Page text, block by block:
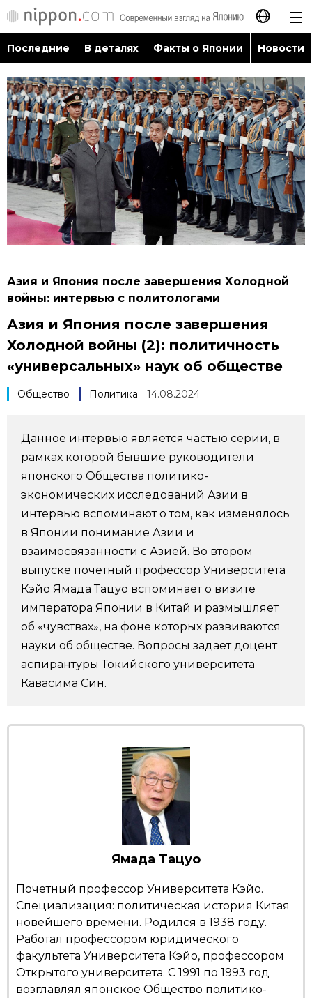
日本語
English
简体字
繁體字
Français
Español
Последние
В деталях
Факты о Японии
Путеводитель по Японии
Фото/Видео
Разделы
Блог
Политика
Экономика
Общество
Культура
Жизнь
Технологии
Токио
Японский язык
Японский калейдоскоп
Семья
Еда и напитки
official SNS
Последние В деталях Факты о Японии Новости
Азия и Япония после завершения Холодной
войны: интервью с политологами
Азия и Япония после завершения
Холодной войны (2): политичность
«универсальных» наук об обществе
Общество Политика 14.08.2024
Данное интервью является частью серии, в
рамках которой бывшие руководители
японского Общества политико-
экономических исследований Азии в
интервью вспоминают о том, как изменялось
в Японии понимание Азии и
взаимосвязанности с Азией. Во втором
выпуске почетный профессор Университета
Кэйо Ямада Тацуо вспоминает о визите
императора Японии в Китай и размышляет
об «чувствах», на фоне которых развиваются
науки об обществе. Вопросы задает доцент
аспирантуры Токийского университета
Кавасима Син.
Ямада Тацуо
Почетный профессор Университета Кэйо.
Специализация: политическая история Китая
новейшего времени. Родился в 1938 году.
Работал профессором юридического
факультета Университета Кэйо, профессором
Открытого университета. С 1991 по 1993 год
возглавлял японское Общество политико-